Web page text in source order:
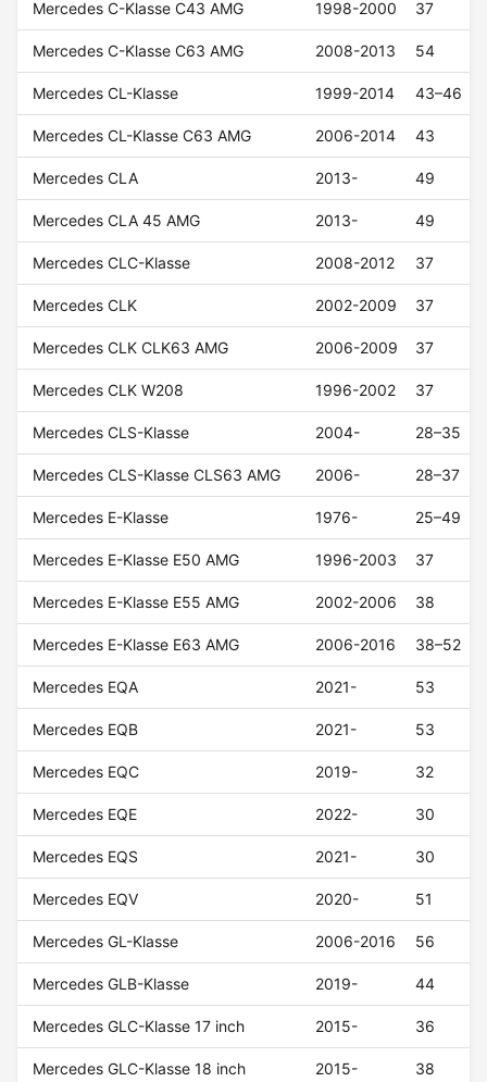
Mercedes C-Klasse C43 AMG 1998-2000 37
Mercedes C-Klasse C63 AMG 2008-2013 54
Mercedes CL-Klasse 1999-2014 43–46
Mercedes CL-Klasse C63 AMG 2006-2014 43
Mercedes CLA 2013- 49
Mercedes CLA 45 AMG 2013- 49
Mercedes CLC-Klasse 2008-2012 37
Mercedes CLK 2002-2009 37
Mercedes CLK CLK63 AMG 2006-2009 37
Mercedes CLK W208 1996-2002 37
Mercedes CLS-Klasse 2004- 28–35
Mercedes CLS-Klasse CLS63 AMG 2006- 28–37
Mercedes E-Klasse 1976- 25–49
Mercedes E-Klasse E50 AMG 1996-2003 37
Mercedes E-Klasse E55 AMG 2002-2006 38
Mercedes E-Klasse E63 AMG 2006-2016 38–52
Mercedes EQA 2021- 53
Mercedes EQB 2021- 53
Mercedes EQC 2019- 32
Mercedes EQE 2022- 30
Mercedes EQS 2021- 30
Mercedes EQV 2020- 51
Mercedes GL-Klasse 2006-2016 56
Mercedes GLB-Klasse 2019- 44
Mercedes GLC-Klasse 17 inch 2015- 36
Mercedes GLC-Klasse 18 inch 2015- 38